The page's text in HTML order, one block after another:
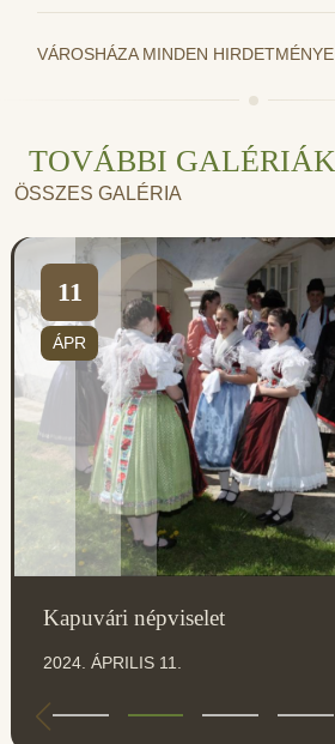
VÁROSHÁZA MINDEN HIRDETMÉNYE
TOVÁBBI GALÉRIÁK
ÖSSZES GALÉRIA
11
ÁPR
Kapuvári népviselet
2024. ÁPRILIS 11.